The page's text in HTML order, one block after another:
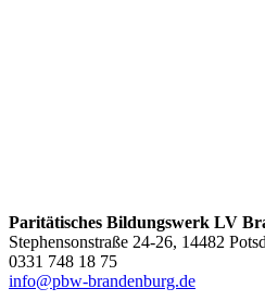
Paritätisches Bildungswerk LV
Stephensonstraße 24-26, 14482
0331 748 18 75
info@pbw-brandenburg.de